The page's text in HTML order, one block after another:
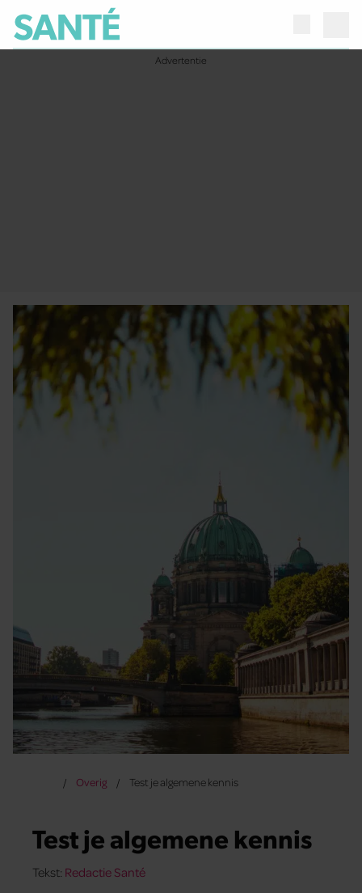
Overig Test je algemene kennis
Test je algemene kennis
Tekst: Redactie Santé